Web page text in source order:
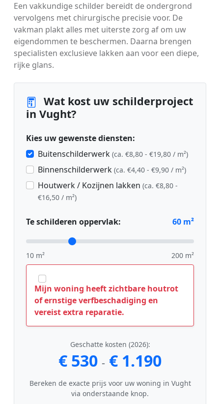
Een vakkundige schilder bereidt de ondergrond
vervolgens met chirurgische precisie voor. De
vakman plakt alles met uiterste zorg af om uw
eigendommen te beschermen. Daarna brengen
specialisten exclusieve lakken aan voor een diepe,
rijke glans.
Wat kost uw schilderproject
in Vught?
Kies uw gewenste diensten:
Buitenschilderwerk (ca. €8,80 - €19,80 / m²)
Binnenschilderwerk (ca. €4,40 - €9,90 / m²)
Houtwerk / Kozijnen lakken (ca. €8,80 -
€16,50 / m²)
Te schilderen oppervlak: 60 m²
10 m² 200 m²
Mijn woning heeft zichtbare houtrot
of ernstige verfbeschadiging en
vereist extra reparatie.
Geschatte kosten (2026):
€ 530 - € 1.190
Bereken de exacte prijs voor uw woning in Vught
via onderstaande knop.